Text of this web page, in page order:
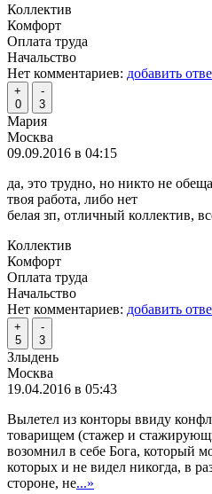
Коллектив
Комфорт
Оплата труда
Начальство
Нет комментариев: добавить
+
0
-
3
Мария
Москва
09.09.2016 в 04:15
да, это трудно, но никто не
твоя работа, либо нет
белая зп, отличный коллектив,
Коллектив
Комфорт
Оплата труда
Начальство
Нет комментариев: добавить
+
5
-
3
Злыдень
Москва
19.04.2016 в 05:43
Вылетел из конторы ввиду
товарищем (стажер и
возомнил в себе Бога, который
которых и не видел никогда, в
стороне, не...»